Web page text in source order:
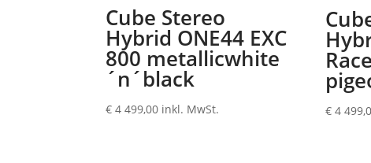
Cube Stereo
Hybrid ONE44 EXC
800 metallicwhite
´n´black
€ 4 499,00 inkl. MwSt. € 4